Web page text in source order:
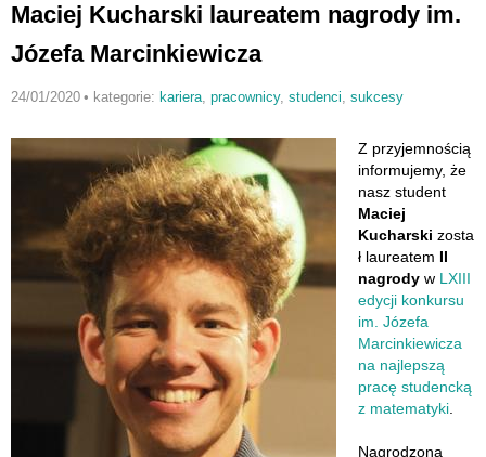
Maciej Kucharski laureatem nagrody im.
Józefa Marcinkiewicza
24/01/2020 • kategorie: kariera, pracownicy, studenci, sukcesy
Z przyjemnością
informujemy, że
nasz student
Maciej
Kucharski zosta
ł laureatem II
nagrody w LXIII
edycji konkursu
im. Józefa
Marcinkiewicza
na najlepszą
pracę studencką
z matematyki
Nagrodzona